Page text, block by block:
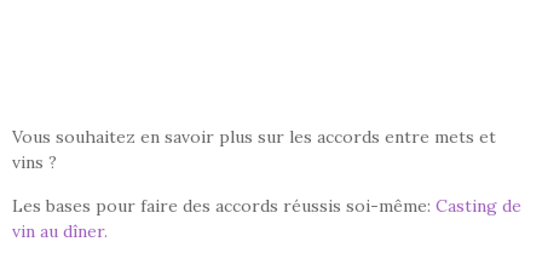
Vous souhaitez en savoir plus sur les accords entre mets et
vins ?
Les bases pour faire des accords réussis soi-même: Casting de
vin au dîner.